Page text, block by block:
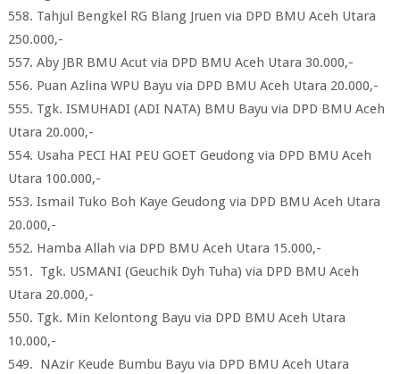
558. Tahjul Bengkel RG Blang Jruen via DPD BMU Aceh Utara
250.000,-
557. Aby JBR BMU Acut via DPD BMU Aceh Utara 30.000,-
556. Puan Azlina WPU Bayu via DPD BMU Aceh Utara 20.000,-
555. Tgk. ISMUHADI (ADI NATA) BMU Bayu via DPD BMU Aceh
Utara 20.000,-
554. Usaha PECI HAI PEU GOET Geudong via DPD BMU Aceh
Utara 100.000,-
553. Ismail Tuko Boh Kaye Geudong via DPD BMU Aceh Utara
20.000,-
552. Hamba Allah via DPD BMU Aceh Utara 15.000,-
551. Tgk. USMANI (Geuchik Dyh Tuha) via DPD BMU Aceh
Utara 20.000,-
550. Tgk. Min Kelontong Bayu via DPD BMU Aceh Utara
10.000,-
549. NAzir Keude Bumbu Bayu via DPD BMU Aceh Utara